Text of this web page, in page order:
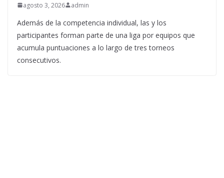
agosto 3, 2026 admin
Además de la competencia individual, las y los
participantes forman parte de una liga por equipos que
acumula puntuaciones a lo largo de tres torneos
consecutivos.